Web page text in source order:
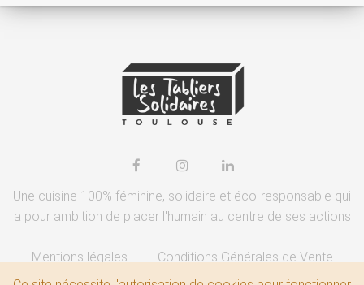
Une cuisine 100% féminine, solidaire et éco-responsable qui
a pour ambition de placer l'humain au centre de ses actions
Mentions légales
Conditions Générales de Vente